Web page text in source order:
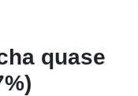
quase